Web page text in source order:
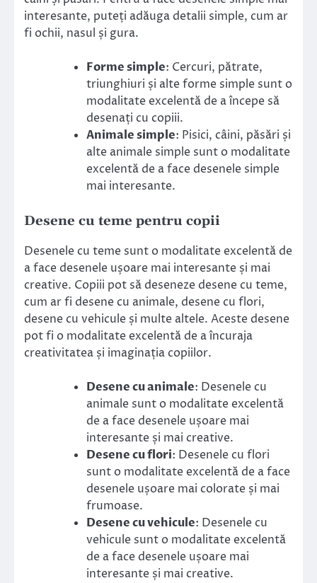
interesante, puteți adăuga detalii simple, cum ar
fi ochii, nasul și gura.
Forme simple: Cercuri, pătrate,
triunghiuri și alte forme simple sunt o
modalitate excelentă de a începe să
desenați cu copiii.
Animale simple: Pisici, câini, păsări și
alte animale simple sunt o modalitate
excelentă de a face desenele simple
mai interesante.
Desene cu teme pentru copii
Desenele cu teme sunt o modalitate excelentă de
a face desenele ușoare mai interesante și mai
creative. Copiii pot să deseneze desene cu teme,
cum ar fi desene cu animale, desene cu flori,
desene cu vehicule și multe altele. Aceste desene
pot fi o modalitate excelentă de a încuraja
creativitatea și imaginația copiilor.
Desene cu animale: Desenele cu
animale sunt o modalitate excelentă
de a face desenele ușoare mai
interesante și mai creative.
Desene cu flori: Desenele cu flori
sunt o modalitate excelentă de a face
desenele ușoare mai colorate și mai
frumoase.
Desene cu vehicule: Desenele cu
vehicule sunt o modalitate excelentă
de a face desenele ușoare mai
interesante și mai creative.